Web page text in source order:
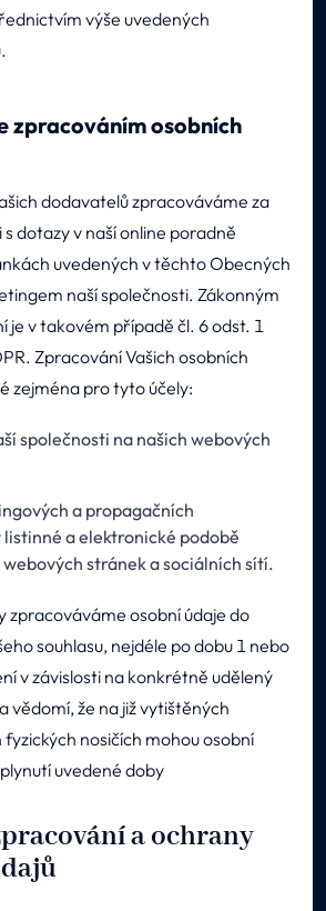
výše uvedených
zpracováním osobních
dodavatelů zpracováváme za
s dotazy v naší online poradně
uvedených v těchto Obecných
naší společnosti. Zákonným
je v takovém případě čl. 6 odst. 1
Zpracování Vašich osobních
zejména pro tyto účely:
společnosti na našich webových
a propagačních
a elektronické podobě
stránek a sociálních sítí.
zpracováváme osobní údaje do
souhlasu, nejdéle po dobu 1 nebo
v závislosti na konkrétně udělený
vědomí, že na již vytištěných
nosičích mohou osobní
uvedené doby
a ochrany